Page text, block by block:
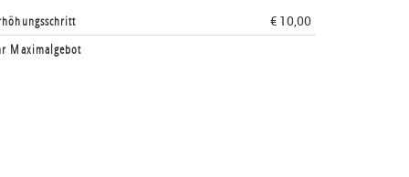
€ 10,00
Maximalgebot